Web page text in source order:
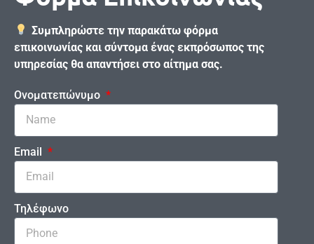
Συμπληρώστε την παρακάτω φόρμα
επικοινωνίας και σύντομα ένας εκπρόσωπος της
υπηρεσίας θα απαντήσει στο αίτημα σας.
Ονοματεπώνυμο
Email
Τηλέφωνο